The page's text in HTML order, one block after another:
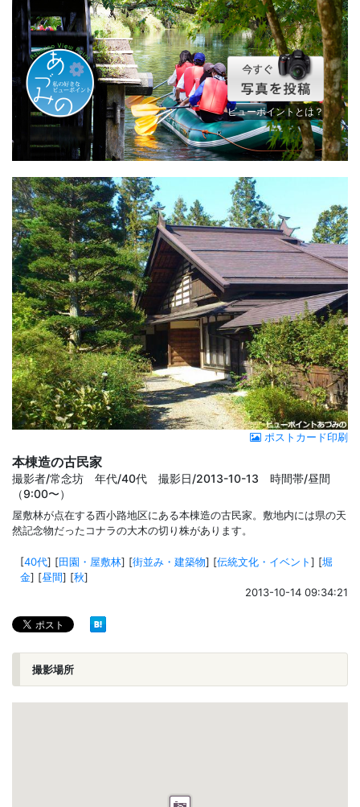
ビューポイントとは？
ポストカード印刷
本棟造の古民家
撮影者/常念坊 年代/40代 撮影日/2013-10-13 時間帯/昼間
（9:00〜）
屋敷林が点在する西小路地区にある本棟造の古民家。敷地内には県の天
然記念物だったコナラの大木の切り株があります。
[40代] [田園・屋敷林] [街並み・建築物] [伝統文化・イベント] [堀
金] [昼間] [秋]
2013-10-14 09:34:21
撮影場所